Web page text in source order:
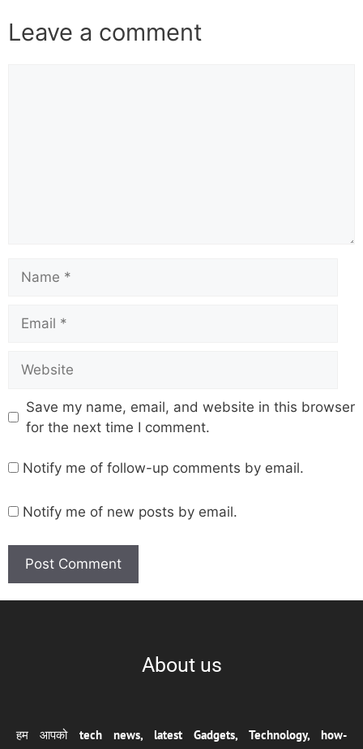
Leave a comment
Save my name, email, and website in this browser
for the next time I comment.
Notify me of follow-up comments by email.
Notify me of new posts by email.
About us
हम आपको tech news, latest Gadgets, Technology, how-